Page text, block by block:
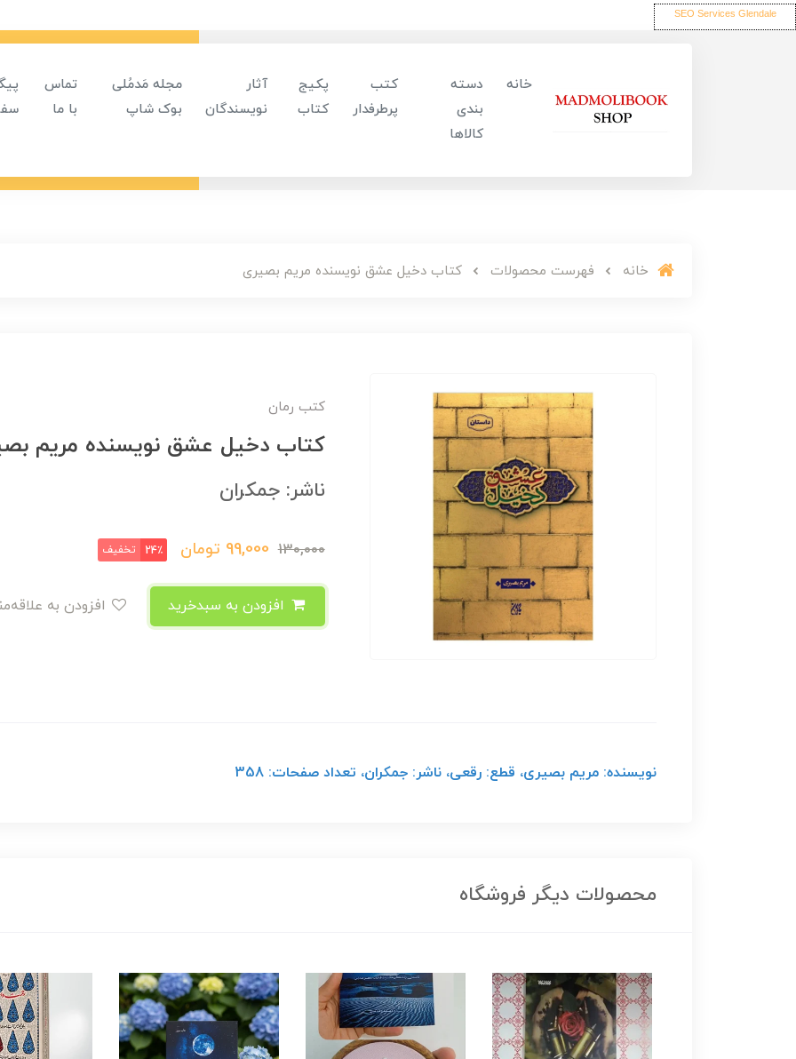
SEO Services Glendale
خانه
دسته
بندی
کالاها
کتب
پرطرفدار
پکیج
کتاب
آثار
نویسندگان
مجله مَدمُلی
بوک شاپ
تماس
با ما
خانه فهرست محصولات کتاب دخیل عشق نویسنده مریم بصیری
کتب رمان
کتاب دخیل عشق نویسنده مریم
ناشر: جمکران
130,000
99,000 تومان 24٪ تخفیف
نویسنده: مریم بصیری، قطع: رقعی، ناشر: جمکران، تعداد صفحات: 358
محصولات دیگر فروشگاه